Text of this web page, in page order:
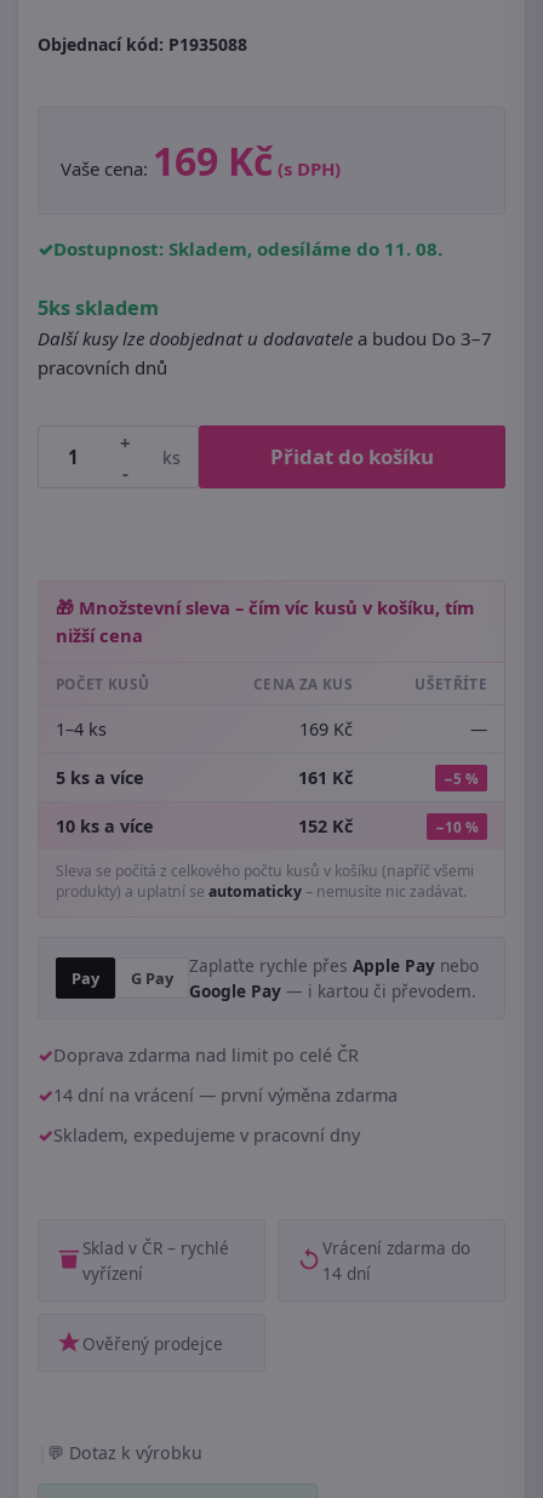
Objednací kód: P1935088
Vaše cena: 169 Kč (s DPH)
Dostupnost: Skladem, odesíláme do 11. 08.
5ks skladem
Další kusy lze doobjednat u dodavatele a budou Do 3–7
pracovních dnů
+
-
ks Přidat do košíku
🎁 Množstevní sleva – čím víc kusů v košíku, tím
nižší cena
POČET KUSŮ CENA ZA KUS UŠETŘÍTE
1–4 ks 169 Kč —
5 ks a více 161 Kč −5 %
10 ks a více 152 Kč −10 %
Sleva se počítá z celkového počtu kusů v košíku (napříč všemi
produkty) a uplatní se automaticky– nemusíte nic zadávat.
Pay G Pay
Zaplaťte rychle přes Apple Pay nebo
Google Pay — i kartou či převodem.
Doprava zdarma nad limit po celé ČR
14 dní na vrácení — první výměna zdarma
Skladem, expedujeme v pracovní dny
Sklad v ČR – rychlé
vyřízení
Vrácení zdarma do
14 dní
Ověřený prodejce
Dotaz k výrobku